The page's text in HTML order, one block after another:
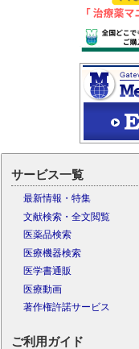
サービス一覧
最新情報・特集
文献検索・全文閲覧
医薬品検索
医療機器検索
医学書通販
医療動画
著作権許諾サービス
ご利用ガイド